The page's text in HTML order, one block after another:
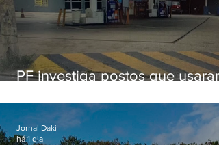
PF investiga postos que usaram
secretário morto em 2020
Jornal Daki
há 1 dia